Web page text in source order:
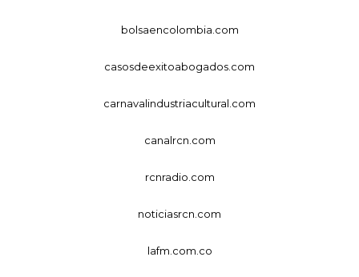
bolsaencolombia.com
casosdeexitoabogados.com
carnavalindustriacultural.com
canalrcn.com
rcnradio.com
noticiasrcn.com
lafm.com.co